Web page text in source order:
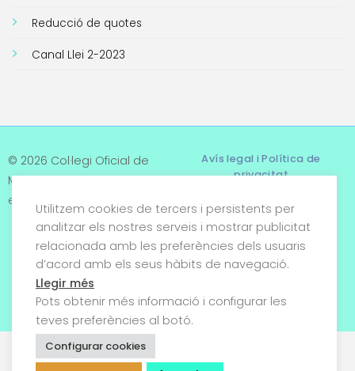
Reducció de quotes
Canal Llei 2-2023
© 2026 Col·legi Oficial de
Metges de Tarragona. Tots
els drets reservats
Avís legal i Política de
privacitat
Termes i condicions
Política de cookies
Utilitzem cookies de tercers i persistents per
analitzar els nostres serveis i mostrar publicitat
relacionada amb les preferències dels usuaris
d’acord amb els seus hàbits de navegació.
Llegir més
Pots obtenir més informació i configurar les
teves preferències al botó.
Configurar cookies